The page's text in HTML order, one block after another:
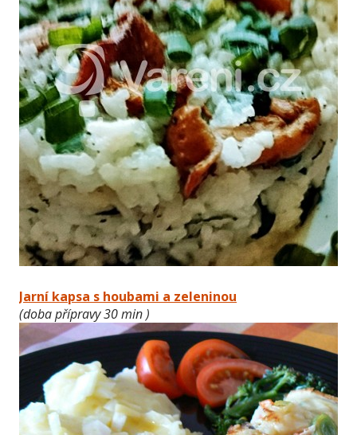
Jarní kapsa s houbami a zeleninou
(doba přípravy 30 min )